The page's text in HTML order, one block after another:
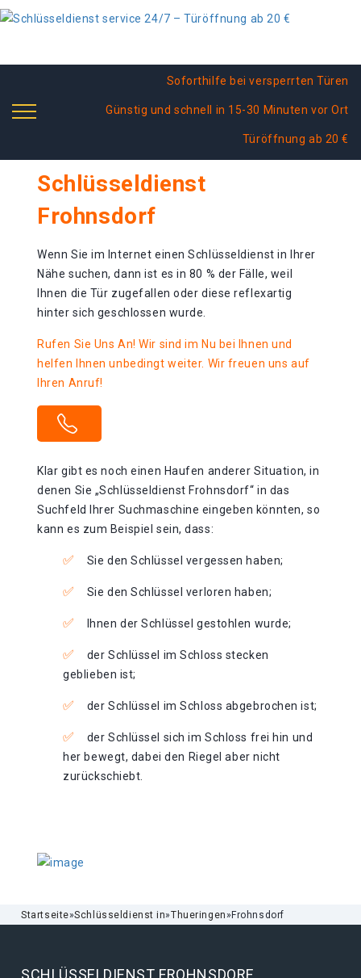
Soforthilfe bei versperrten Türen
Günstig und schnell in 15-30 Minuten vor Ort
Türöffnung ab 20 €
Schlüsseldienst
Frohnsdorf
Wenn Sie im Internet einen Schlüsseldienst in Ihrer
Nähe suchen, dann ist es in 80 % der Fälle, weil
Ihnen die Tür zugefallen oder diese reflexartig
hinter sich geschlossen wurde.
Klar gibt es noch einen Haufen anderer Situation, in
denen Sie „Schlüsseldienst Frohnsdorf“ in das
Suchfeld Ihrer Suchmaschine eingeben könnten, so
kann es zum Beispiel sein, dass:
Sie den Schlüssel vergessen haben;
Sie den Schlüssel verloren haben;
Ihnen der Schlüssel gestohlen wurde;
der Schlüssel im Schloss stecken
geblieben ist;
der Schlüssel im Schloss abgebrochen ist;
der Schlüssel sich im Schloss frei hin und
her bewegt, dabei den Riegel aber nicht
zurückschiebt.
Rufen Sie Uns An! Wir sind im Nu bei Ihnen und
helfen Ihnen unbedingt weiter. Wir freuen uns auf
Ihren Anruf!
Startseite»Schlüsseldienst in»Thueringen»Frohnsdorf
SCHLÜSSELDIENST FROHNSDORF